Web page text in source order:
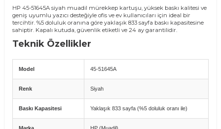
HP 45-51645A siyah muadil mürekkep kartuşu, yüksek baskı kalitesi ve
geniş uyumlu yazıcı desteğiyle ofis ve ev kullanıcıları için ideal bir
tercihtir. %5 doluluk oranına göre yaklaşık 833 sayfa baskı kapasitesine
sahiptir. Kapalı kutuda, güvenlik etiketli ve 24 ay garantilidir.
Teknik Özellikler
Model 45-51645A
Renk Siyah
Baskı Kapasitesi Yaklaşık 833 sayfa (%5 doluluk oranı ile)